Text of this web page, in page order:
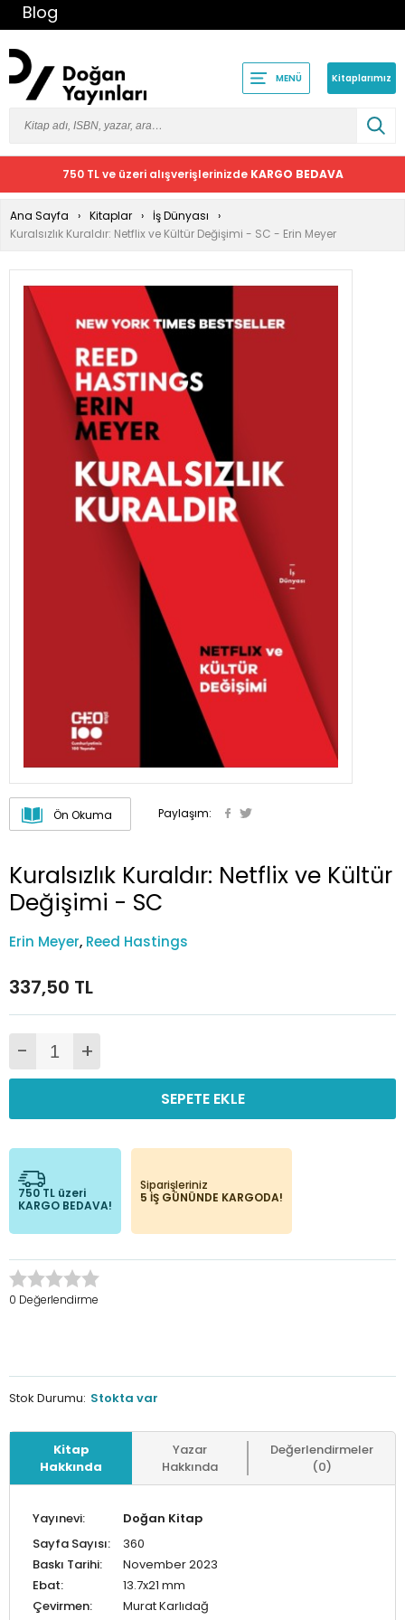
Blog
MENÜ Kitaplarımız
750 TL ve üzeri alışverişlerinizde KARGO BEDAVA
Ana Sayfa Kitaplar
İş Dünyası
Kuralsızlık Kuraldır: Netflix ve Kültür Değişimi - SC - Erin Meyer
Ön Okuma Paylaşım:
Kuralsızlık Kuraldır: Netflix ve Kültür
Değişimi - SC
Erin Meyer, Reed Hastings
337,50 TL
- +
SEPETE EKLE
750 TL üzeri
KARGO BEDAVA!
Siparişleriniz
5 İŞ GÜNÜNDE KARGODA!
0 Değerlendirme
Stok Durumu: Stokta var
Kitap
Hakkında
Yazar
Hakkında
Değerlendirmeler
(0)
Yayınevi:
Doğan Kitap
Sayfa Sayısı:
360
Baskı Tarihi:
November 2023
Ebat:
13.7x21 mm
Çevirmen:
Murat Karlıdağ